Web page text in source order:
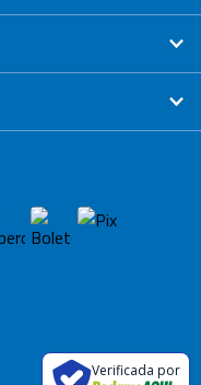
Verificada por